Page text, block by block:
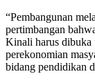
“Pembangunan
pertimbangan
Kinali harus dibuka
perekonomian
bidang pendidikan